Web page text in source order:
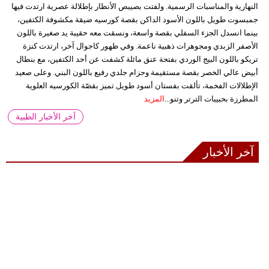
النهارية والمناسبات الرسمية. ولفتت بصيبص الأنظار بإطلالة عصرية ارتدت فيها
جمبسوت طويل باللون الأسود الداكن بقصة كورسيه ضيقة مكشوفة الكتفين،
بينما انسدل الجزء السفلي بقصة واسعة، ونسقت معه حقيبة يد صغيرة باللون
الأصفر الزبدي ومجوهرات ذهبية ناعمة. وفي ظهور كاجوال آخر، ارتدت كنزة
تريكو باللون البيج الوردي بفتحة عنق مائلة كشفت عن أحد الكتفين، مع بنطال
أبيض عالي الخصر بقصة مستقيمة وحزام جلدي رفيع باللون البني. وعلى صعيد
الإطلالات الفخمة، تألقت بفستان أسود طويل تميز بقصّة الكورسيه العلوية
المطرزة بحبيبات الترتر وتنو... المزيد
آخر الأخبار الطبية
آخر الأخبار